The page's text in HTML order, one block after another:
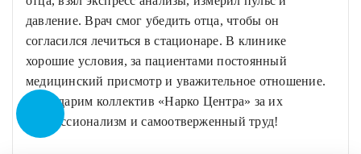
давление. Врач смог убедить отца, чтобы он
согласился лечиться в стационаре. В клинике
хорошие условия, за пациентами постоянный
медицинский присмотр и уважительное отношение.
Благодарим коллектив «Нарко Центра» за их
профессионализм и самоотверженный труд!